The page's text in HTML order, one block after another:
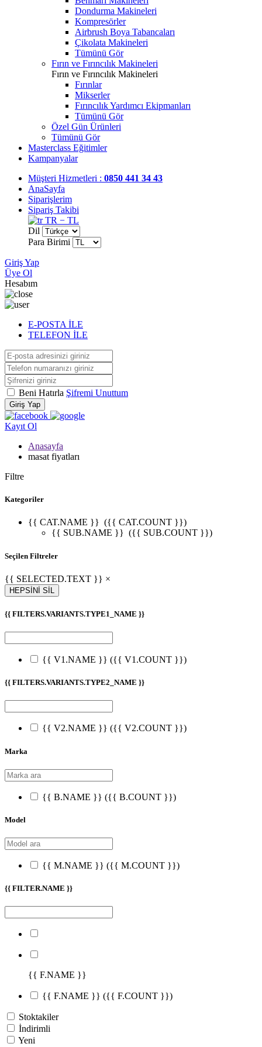
Dondurma Makineleri
Kompresörler
Airbrush Boya Tabancaları
Çikolata Makineleri
Tümünü Gör
Fırın ve Fırıncılık Makineleri
Fırın ve Fırıncılık Makineleri
Fırınlar
Mikserler
Fırıncılık Yardımcı Ekipmanları
Tümünü Gör
Özel Gün Ürünleri
Tümünü Gör
Masterclass Eğitimler
Kampanyalar
Müşteri Hizmetleri : 0850 441 34 43
AnaSayfa
Siparişlerim
Sipariş Takibi
TR − TL
Dil
Para Birimi
Giriş Yap
Üye Ol
Hesabım
E-POSTA İLE
TELEFON İLE
Beni Hatırla Şifremi Unuttum
Giriş Yap
Kayıt Ol
Anasayfa
masat fiyatları
Filtre
Kategoriler
{{ CAT.NAME }} ({{ CAT.COUNT }})
{{ SUB.NAME }} ({{ SUB.COUNT }})
Seçilen Filtreler
{{ SELECTED.TEXT }} ×
HEPSİNİ SİL
{{ FILTERS.VARIANTS.TYPE1_NAME }}
{{ V1.NAME }} ({{ V1.COUNT }})
{{ FILTERS.VARIANTS.TYPE2_NAME }}
{{ V2.NAME }} ({{ V2.COUNT }})
Marka
{{ B.NAME }} ({{ B.COUNT }})
Model
{{ M.NAME }} ({{ M.COUNT }})
{{ FILTER.NAME }}
{{ F.NAME }}
{{ F.NAME }} ({{ F.COUNT }})
Stoktakiler
İndirimli
Yeni